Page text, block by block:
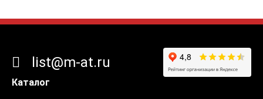
Каталог
list@m-at.ru